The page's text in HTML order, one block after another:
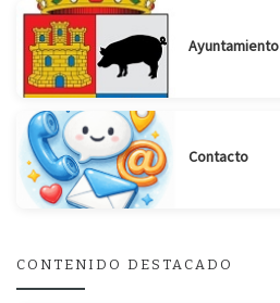
Ayuntamiento
Contacto
CONTENIDO DESTACADO
Suscribirse